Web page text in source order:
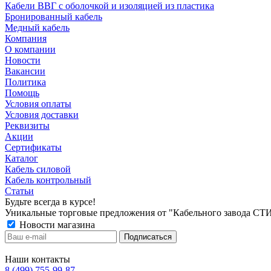
Кабели ВВГ с оболочкой и изоляцией из пластика
Бронированный кабель
Медный кабель
Компания
О компании
Новости
Вакансии
Политика
Помощь
Условия оплаты
Условия доставки
Реквизиты
Акции
Сертификаты
Каталог
Кабель силовой
Кабель контрольный
Статьи
Будьте всегда в курсе!
Уникальные торговые предложения от "Кабельного завода
Новости магазина
Наши контакты